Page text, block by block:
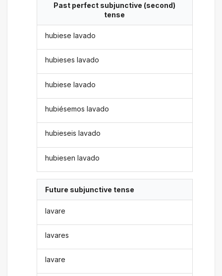
Past perfect subjunctive (second)
tense
hubiese lavado
hubieses lavado
hubiese lavado
hubiésemos lavado
hubieseis lavado
hubiesen lavado
Future subjunctive tense
lavare
lavares
lavare